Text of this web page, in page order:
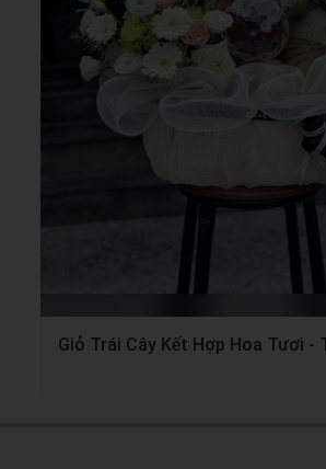
Giỏ Trái Cây Kết Hợp Hoa Tươi -